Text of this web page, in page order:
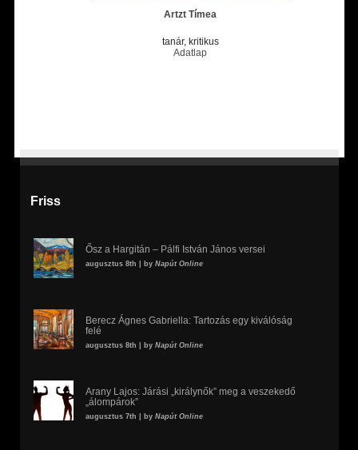
Artzt Tímea
tanár, kritikus
Adatlap
Friss
Ősz a Hargitán – Pálfi István János versei
augusztus 8th | by Napút Online
Berecz Ágnes Gabriella: Tartozás egy kiválóság
felé
augusztus 8th | by Napút Online
Arany Lajos: Járási „királynők” meg a veszekedő
„álompárok”
augusztus 7th | by Napút Online